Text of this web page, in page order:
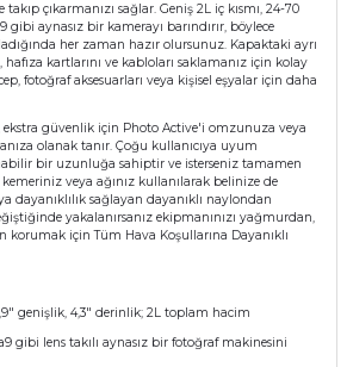
takıp çıkarmanızı sağlar. Geniş 2L iç kısmı, 24-70
gibi aynasız bir kamerayı barındırır, böylece
her zaman hazır olursunuz. Kapaktaki ayrı
kartlarını ve kabloları saklamanız için kolay
fotoğraf aksesuarları veya kişisel eşyalar için daha
ekstra güvenlik için Photo Active'i omzunuza veya
olanak tanır. Çoğu kullanıcıya uyum
bir uzunluğa sahiptir ve isterseniz tamamen
veya ağınız kullanılarak belinize de
dayanıklılık sağlayan dayanıklı naylondan
yakalanırsanız ekipmanınızı yağmurdan,
için Tüm Hava Koşullarına Dayanıklı
genişlik, 4,3" derinlik; 2L toplam hacim
gibi lens takılı aynasız bir fotoğraf makinesini